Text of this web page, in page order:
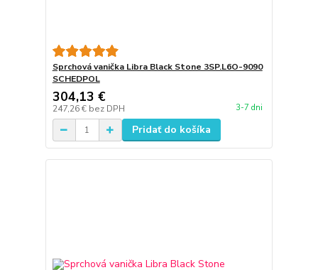
Sprchová vanička Libra Black Stone 3SP.L6O-9090
SCHEDPOL
304,13 €
247,26 € bez DPH 3-7 dni
Pridať do košíka